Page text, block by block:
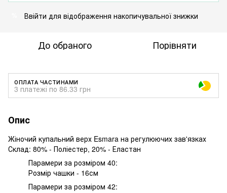
Ввійти для відображення накопичувальної знижки
До обраного Порівняти
ОПЛАТА ЧАСТИНАМИ
3 платежі по 86.33 грн
Опис
Жіночий купальний верх Esmara на регулюючих зав'язках
Склад: 80% - Поліестер, 20% - Еластан
Парамери за розміром 40:
Розмір чашки - 16см
Парамери за розміром 42: